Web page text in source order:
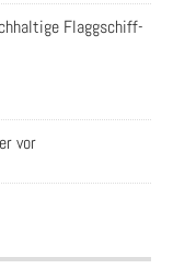
Flaggschiff-
vor